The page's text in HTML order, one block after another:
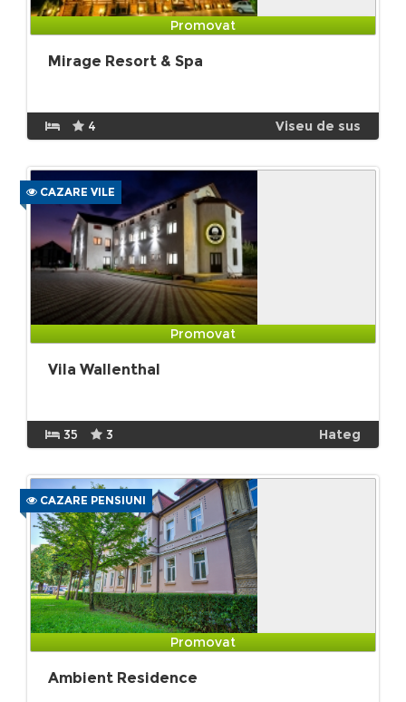
Promovat
Mirage Resort & Spa
4 Viseu de sus
CAZARE VILE
Promovat
Vila Wallenthal
35 3 Hateg
CAZARE PENSIUNI
Promovat
Ambient Residence